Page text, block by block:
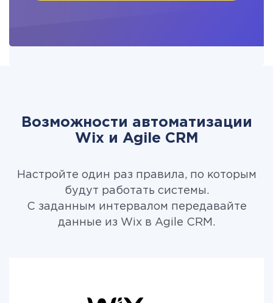
Возможности автоматизации
Wix и Agile CRM
Настройте один раз правила, по которым
будут работать системы.
С заданным интервалом передавайте
данные из Wix в Agile CRM.